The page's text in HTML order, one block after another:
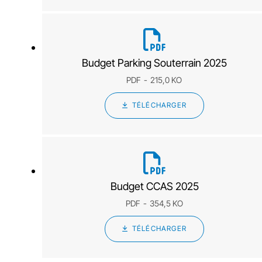
Budget Parking Souterrain 2025
PDF 215,0 KO
TÉLÉCHARGER
Budget CCAS 2025
PDF 354,5 KO
TÉLÉCHARGER